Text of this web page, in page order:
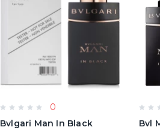
0
Bvlgari Man In Black
Bvl